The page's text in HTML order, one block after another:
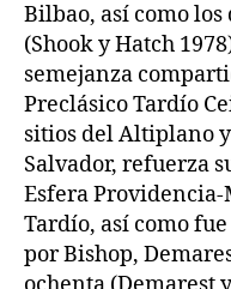
Bilbao, así como
(Shook y Hatch
semejanza
Preclásico Tardío
sitios del Altiplano
Salvador, refuerza
Esfera
Tardío, así como
por Bishop,